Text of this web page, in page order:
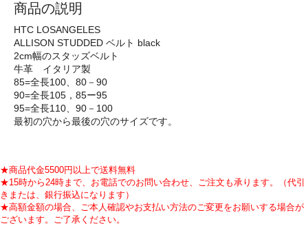
商品の説明
HTC LOSANGELES
ALLISON STUDDED ベルト black
2cm幅のスタッズベルト
牛革 イタリア製
85=全長100、80－90
90=全長105，85ー95
95=全長110、90－100
最初の穴から最後の穴のサイズです。
★商品代金5500円以上で送料無料
★15時から24時まで、お電話でのお問い合わせ、ご注文も承ります。（代引
きまたは、銀行振込になります）
★高額金額の場合、ご本人確認やお支払い方法のご変更をお願いする場合が
ございます。ご了承ください。